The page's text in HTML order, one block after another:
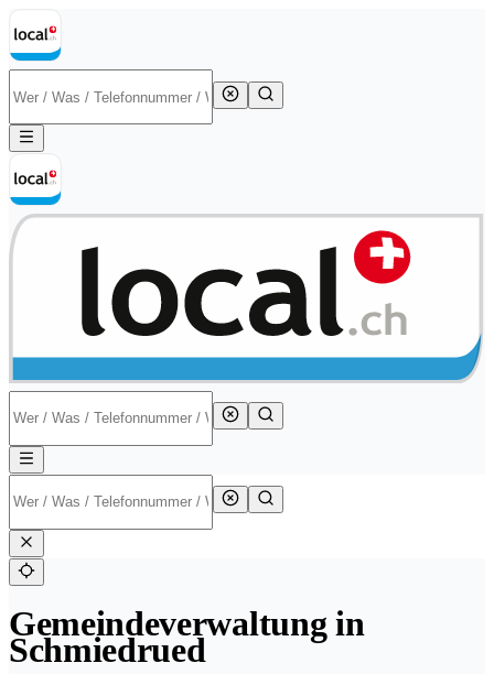
Gemeindeverwaltung in
Schmiedrued